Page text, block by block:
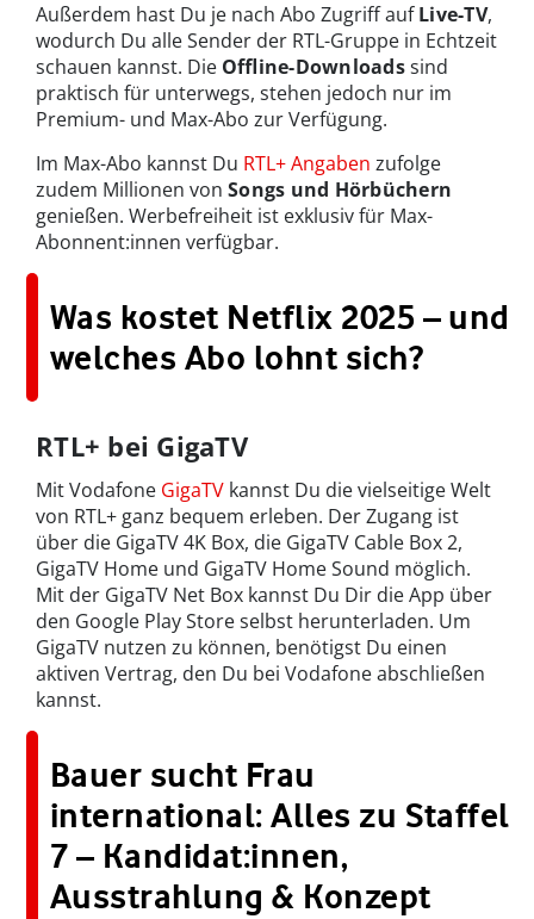
Außerdem hast Du je nach Abo Zugriff aufLive-TV,
wodurch Du alle Sender der RTL-Gruppe in Echtzeit
schauen kannst. Die Offline-Downloadssind
praktisch für unterwegs, stehen jedoch nur im
Premium- und Max-Abo zur Verfügung.
Im Max-Abo kannst Du RTL+ Angaben zufolge
zudem Millionen von Songs und Hörbüchern
genießen. Werbefreiheit ist exklusiv für Max-
Abonnent:innen verfügbar.
Was kostet Netflix 2025 – und
welches Abo lohnt sich?
RTL+ bei GigaTV
Mit Vodafone GigaTV kannst Du die vielseitige Welt
von RTL+ ganz bequem erleben. Der Zugang ist
über die GigaTV 4K Box, die GigaTV Cable Box 2,
GigaTV Home und GigaTV Home Sound möglich.
Mit der GigaTV Net Box kannst Du Dir die App über
den Google Play Store selbst herunterladen. Um
GigaTV nutzen zu können, benötigst Du einen
aktiven Vertrag, den Du bei Vodafone abschließen
kannst.
Bauer sucht Frau
international: Alles zu Staffel
7 – Kandidat:innen,
Ausstrahlung & Konzept